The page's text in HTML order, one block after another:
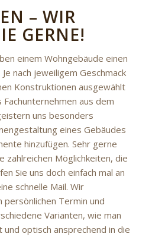
– WIR
GERNE!
einem Wohngebäude einen
nach jeweiligem Geschmack
Konstruktionen ausgewählt
aus dem
uns besonders
eines Gebäudes
hinzufügen. Sehr gerne
zahlreichen Möglichkeiten, die
Sie uns doch einfach mal an
schnelle Mail. Wir
persönlichen Termin und
Varianten, wie man
und optisch ansprechend in die